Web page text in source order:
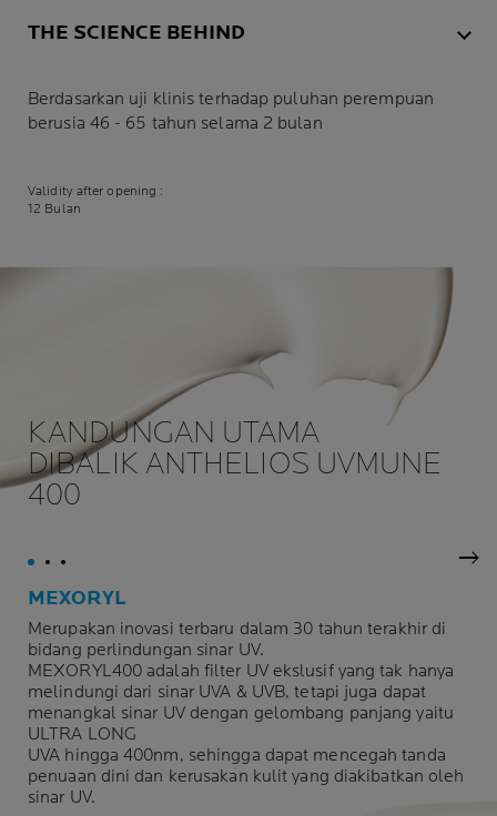
THE SCIENCE BEHIND
Berdasarkan uji klinis terhadap puluhan perempuan
berusia 46 - 65 tahun selama 2 bulan
Validity after opening :
12 Bulan
KANDUNGAN UTAMA
DIBALIK ANTHELIOS UVMUNE
400
MEXORYL
Merupakan inovasi terbaru dalam 30 tahun terakhir di
bidang perlindungan sinar UV.
MEXORYL400 adalah filter UV ekslusif yang tak hanya
melindungi dari sinar UVA & UVB, tetapi juga dapat
menangkal sinar UV dengan gelombang panjang yaitu
ULTRA LONG
UVA hingga 400nm, sehingga dapat mencegah tanda
penuaan dini dan kerusakan kulit yang diakibatkan oleh
sinar UV.